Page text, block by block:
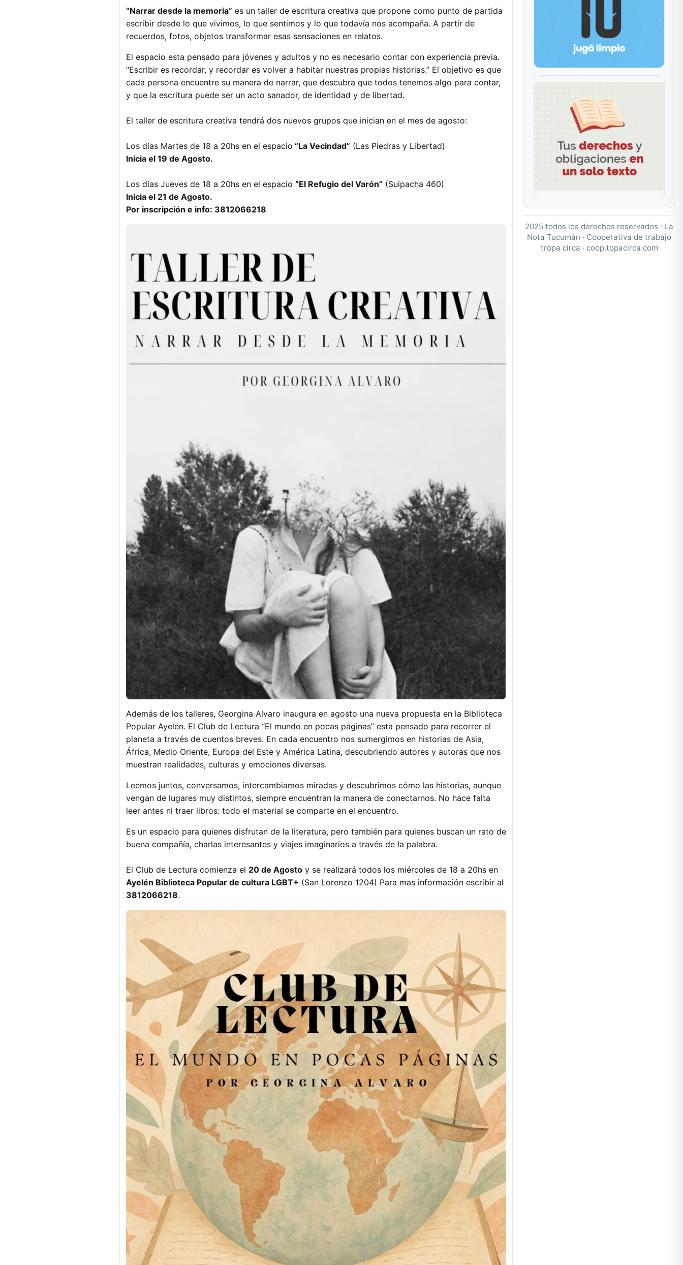
“Narrar desde la memoria” es un taller de escritura creativa que propone como punto de partida
escribir desde lo que vivimos, lo que sentimos y lo que todavía nos acompaña. A partir de
recuerdos, fotos, objetos transformar esas sensaciones en relatos.
El espacio esta pensado para jóvenes y adultos y no es necesario contar con experiencia previa.
“Escribir es recordar, y recordar es volver a habitar nuestras propias historias.” El objetivo es que
cada persona encuentre su manera de narrar, que descubra que todos tenemos algo para contar,
y que la escritura puede ser un acto sanador, de identidad y de libertad.
El taller de escritura creativa tendrá dos nuevos grupos que inician en el mes de agosto:
Los días Martes de 18 a 20hs en el espacio “La Vecindad” (Las Piedras y Libertad)
Inicia el 19 de Agosto.
Los días Jueves de 18 a 20hs en el espacio “El Refugio del Varón” (Suipacha 460)
Inicia el 21 de Agosto.
Por inscripción e info: 3812066218
Además de los talleres, Georgina Alvaro inaugura en agosto una nueva propuesta en la Biblioteca
Popular Ayelén. El Club de Lectura “El mundo en pocas páginas” esta pensado para recorrer el
planeta a través de cuentos breves. En cada encuentro nos sumergimos en historias de Asia,
África, Medio Oriente, Europa del Este y América Latina, descubriendo autores y autoras que nos
muestran realidades, culturas y emociones diversas.
Leemos juntos, conversamos, intercambiamos miradas y descubrimos cómo las historias, aunque
vengan de lugares muy distintos, siempre encuentran la manera de conectarnos. No hace falta
leer antes ni traer libros: todo el material se comparte en el encuentro.
Es un espacio para quienes disfrutan de la literatura, pero también para quienes buscan un rato de
buena compañía, charlas interesantes y viajes imaginarios a través de la palabra.
El Club de Lectura comienza el 20 de Agosto y se realizará todos los miércoles de 18 a 20hs en
Ayelén Biblioteca Popular de cultura LGBT+ (San Lorenzo 1204) Para mas información escribir al
3812066218.
2025 todos los derechos reservados · La
Nota Tucumán · Cooperativa de trabajo
tropa circa · coop.topacirca.com